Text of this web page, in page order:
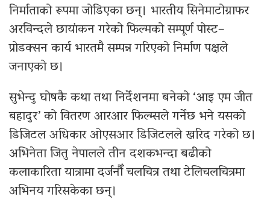
निर्माताको रूपमा जोडिएका छन्। भारतीय सिनेमाटोग्राफर
अरविन्दले छायांकन गरेको फिल्मको सम्पूर्ण पोस्ट–
प्रोडक्सन कार्य भारतमै सम्पन्न गरिएको निर्माण पक्षले
जनाएको छ।
सुभेन्दु घोषकै कथा तथा निर्देशनमा बनेको ‘आइ एम जीत
बहादुर’ को वितरण आरआर फिल्म्सले गर्नेछ भने यसको
डिजिटल अधिकार ओएसआर डिजिटलले खरिद गरेको छ।
अभिनेता जितु नेपालले तीन दशकभन्दा बढीको
कलाकारिता यात्रामा दर्जनौँ चलचित्र तथा टेलिचलचित्रमा
अभिनय गरिसकेका छन्।